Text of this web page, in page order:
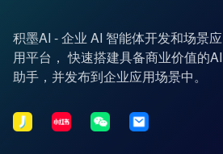
积墨AI - 企业 AI 智能体开发和场景应
用平台， 快速搭建具备商业价值的AI
助手，并发布到企业应用场景中。